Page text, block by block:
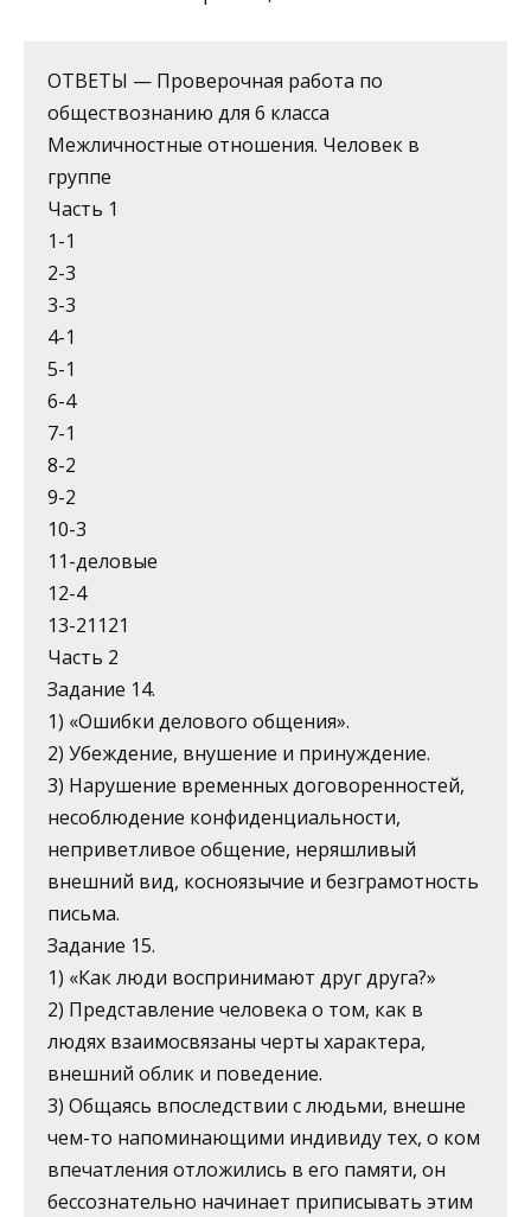
ОТВЕТЫ — Проверочная работа по
обществознанию для 6 класса
Межличностные отношения. Человек в
группе
Часть 1
1-1
2-3
3-3
4-1
5-1
6-4
7-1
8-2
9-2
10-3
11-деловые
12-4
13-21121
Часть 2
Задание 14.
1) «Ошибки делового общения».
2) Убеждение, внушение и принуждение.
3) Нарушение временных договоренностей,
несоблюдение конфиденциальности,
неприветливое общение, неряшливый
внешний вид, косноязычие и безграмотность
письма.
Задание 15.
1) «Как люди воспринимают друг друга?»
2) Представление человека о том, как в
людях взаимосвязаны черты характера,
внешний облик и поведение.
3) Общаясь впоследствии с людьми, внешне
чем-то напоминающими индивиду тех, о ком
впечатления отложились в его памяти, он
бессознательно начинает приписывать этим